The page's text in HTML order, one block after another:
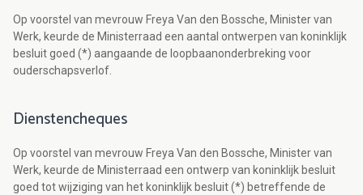
Op voorstel van mevrouw Freya Van den Bossche, Minister van
Werk, keurde de Ministerraad een aantal ontwerpen van koninklijk
besluit goed (*) aangaande de loopbaanonderbreking voor
ouderschapsverlof.
Dienstencheques
Op voorstel van mevrouw Freya Van den Bossche, Minister van
Werk, keurde de Ministerraad een ontwerp van koninklijk besluit
goed tot wijziging van het koninklijk besluit (*) betreffende de